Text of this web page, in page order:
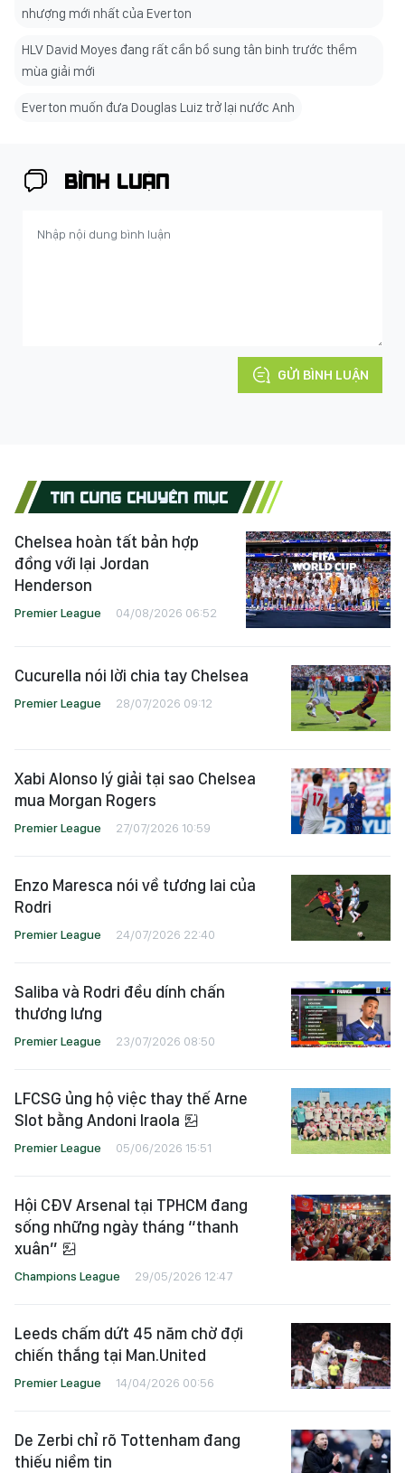
nhượng mới nhất của Everton
HLV David Moyes đang rất cần bổ sung tân binh trước thềm
mùa giải mới
Everton muốn đưa Douglas Luiz trở lại nước Anh
BÌNH LUẬN
GỬI BÌNH LUẬN
TIN CÙNG CHUYÊN MỤC
Chelsea hoàn tất bản hợp
đồng với lại Jordan
Henderson
Premier League 04/08/2026 06:52
Cucurella nói lời chia tay Chelsea
Premier League 28/07/2026 09:12
Xabi Alonso lý giải tại sao Chelsea
mua Morgan Rogers
Premier League 27/07/2026 10:59
Enzo Maresca nói về tương lai của
Rodri
Premier League 24/07/2026 22:40
Saliba và Rodri đều dính chấn
thương lưng
Premier League 23/07/2026 08:50
LFCSG ủng hộ việc thay thế Arne
Slot bằng Andoni Iraola
Premier League 05/06/2026 15:51
Hội CĐV Arsenal tại TPHCM đang
sống những ngày tháng “thanh
xuân”
Champions League 29/05/2026 12:47
Leeds chấm dứt 45 năm chờ đợi
chiến thắng tại Man.United
Premier League 14/04/2026 00:56
De Zerbi chỉ rõ Tottenham đang
thiếu niềm tin